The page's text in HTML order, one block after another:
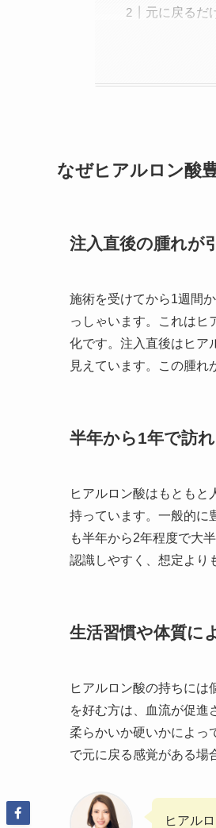
元に戻るだ
なぜヒアルロン酸
注入直後の腫れが
施術を受けてから1週間
っしゃいます。これはヒ
化です。注入直後はヒア
見えています。この腫れ
半年から1年で訪
ヒアルロン酸はもともと
持っています。一般的に
も半年から2年程度で大
認識しやすく、想定より
生活習慣や体質に
ヒアルロン酸の持ちには
を好む方は、血流が促進
柔らかいか硬いかによっ
で元に戻る感覚がある場
ヒアル